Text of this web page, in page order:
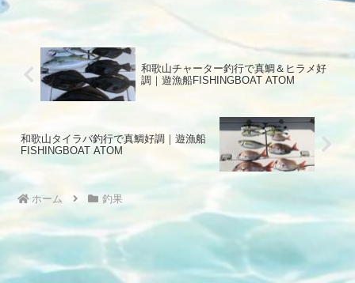
和歌山チャーター釣行で真鯛＆ヒラメ好
調｜遊漁船FISHINGBOAT ATOM
和歌山タイラバ釣行で真鯛好調｜遊漁船
FISHINGBOAT ATOM
ホーム 釣果